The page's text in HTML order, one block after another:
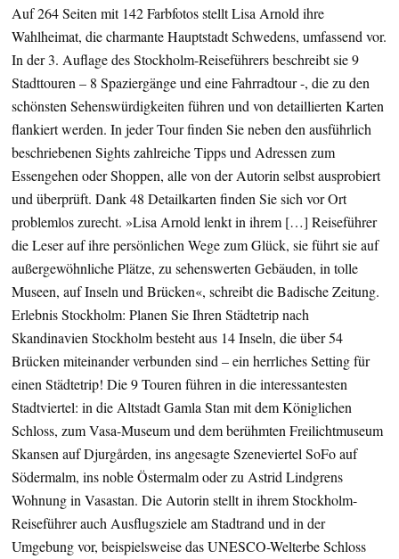
Auf 264 Seiten mit 142 Farbfotos stellt Lisa Arnold ihre
Wahlheimat, die charmante Hauptstadt Schwedens, umfassend vor.
In der 3. Auflage des Stockholm-Reiseführers beschreibt sie 9
Stadttouren – 8 Spaziergänge und eine Fahrradtour -, die zu den
schönsten Sehenswürdigkeiten führen und von detaillierten Karten
flankiert werden. In jeder Tour finden Sie neben den ausführlich
beschriebenen Sights zahlreiche Tipps und Adressen zum
Essengehen oder Shoppen, alle von der Autorin selbst ausprobiert
und überprüft. Dank 48 Detailkarten finden Sie sich vor Ort
problemlos zurecht. »Lisa Arnold lenkt in ihrem […] Reiseführer
die Leser auf ihre persönlichen Wege zum Glück, sie führt sie auf
außergewöhnliche Plätze, zu sehenswerten Gebäuden, in tolle
Museen, auf Inseln und Brücken«, schreibt die Badische Zeitung.
Erlebnis Stockholm: Planen Sie Ihren Städtetrip nach
Skandinavien Stockholm besteht aus 14 Inseln, die über 54
Brücken miteinander verbunden sind – ein herrliches Setting für
einen Städtetrip! Die 9 Touren führen in die interessantesten
Stadtviertel: in die Altstadt Gamla Stan mit dem Königlichen
Schloss, zum Vasa-Museum und dem berühmten Freilichtmuseum
Skansen auf Djurgården, ins angesagte Szeneviertel SoFo auf
Södermalm, ins noble Östermalm oder zu Astrid Lindgrens
Wohnung in Vasastan. Die Autorin stellt in ihrem Stockholm-
Reiseführer auch Ausflugsziele am Stadtrand und in der
Umgebung vor, beispielsweise das UNESCO-Welterbe Schloss